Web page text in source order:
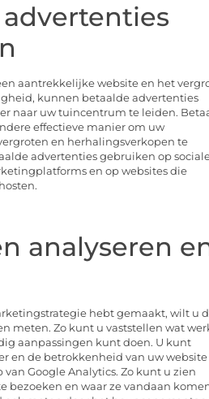
aantrekkelijke website en het
kunnen betaalde advertenties
naar uw tuincentrum te leiden.
effectieve manier om uw
en herhalingsverkopen te
advertenties gebruiken op
en op websites die
analyseren
hebt gemaakt, wilt u
meten. Zo kunt u vaststellen wat
aanpassingen kunt doen. U kunt
en de betrokkenheid van uw website
Google Analytics. Zo kunt u zien
bezoeken en waar ze vandaan